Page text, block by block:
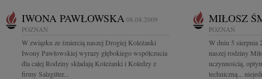
IWONA PAWŁOWSKA 08.08.2009
POZNAŃ
W związku ze śmiercią naszej Drogiej Koleżanki
Iwony Pawłowskiej wyrazy głębokiego współczucia
dla całej Rodziny składają Koleżanki i Koledzy z
firmy Salzgitter...
MIŁOSZ
POZNAŃ
W dniu 5 sierpnia
naszej rodziny
uczynnością,
techniczną...